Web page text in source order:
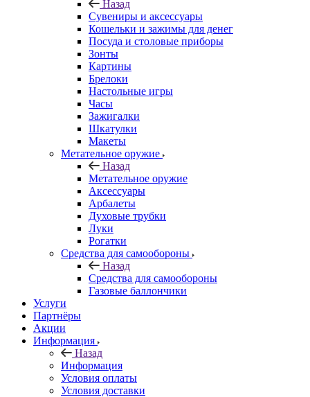
Назад
Сувениры и аксессуары
Кошельки и зажимы для денег
Посуда и столовые приборы
Зонты
Картины
Брелоки
Настольные игры
Часы
Зажигалки
Шкатулки
Макеты
Метательное оружие
Назад
Метательное оружие
Аксессуары
Арбалеты
Духовые трубки
Луки
Рогатки
Средства для самообороны
Назад
Средства для самообороны
Газовые баллончики
Услуги
Партнёры
Акции
Информация
Назад
Информация
Условия оплаты
Условия доставки